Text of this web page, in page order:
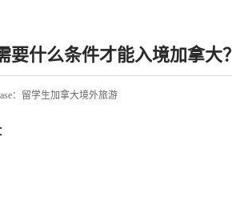
什么条件才能入境加拿大？
：留学生加拿大境外旅游